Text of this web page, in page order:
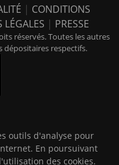
| CONDITIONS
LÉGALES | PRESSE
réservés. Toutes les autres
dépositaires respectifs.
outils d'analyse pour
En poursuivant
des cookies.